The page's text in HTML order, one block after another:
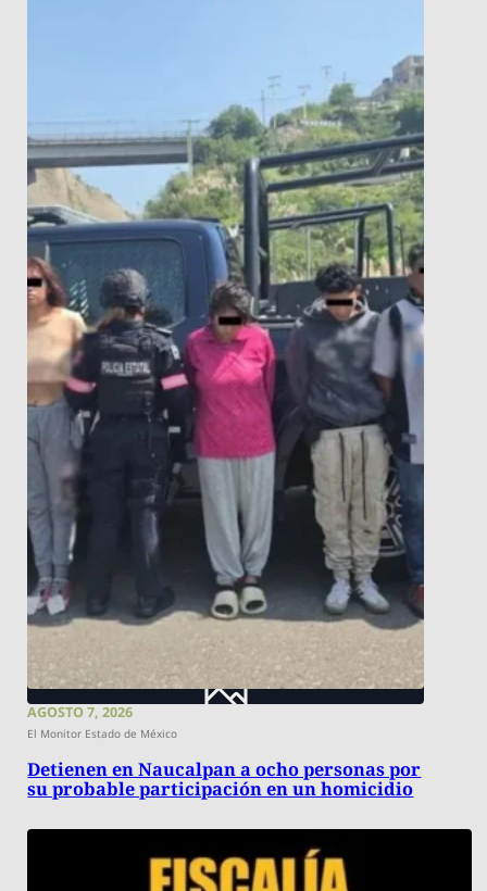
AGOSTO 7, 2026
El Monitor Estado de México
Detienen en Naucalpan a ocho personas por
su probable participación en un homicidio